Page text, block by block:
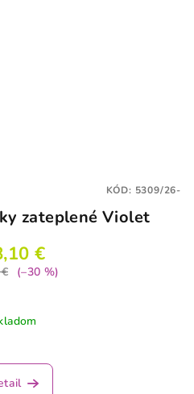
zateplené Violet
€
(–30 %)
KÓD: 5309/26-